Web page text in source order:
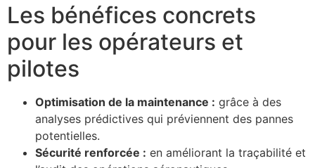
Les bénéfices concrets
pour les opérateurs et
pilotes
Optimisation de la maintenance : grâce à des
analyses prédictives qui préviennent des pannes
potentielles.
Sécurité renforcée : en améliorant la traçabilité et